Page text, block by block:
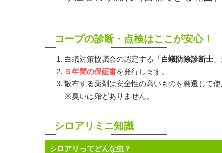
コープの診断・点検はここが安心！
白蟻対策協議会の認定する「白蟻防除診断士
５年間の保証書を発行します。
散布する薬剤は安全性の高いものを厳選して
※臭いは殆どありません。
シロアリミニ知識
シロアリってどんな虫？